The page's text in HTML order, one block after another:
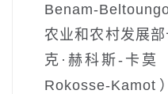
Benam-
农业和农村发展部
克·赫科斯-卡莫
Rokosse-Kamot